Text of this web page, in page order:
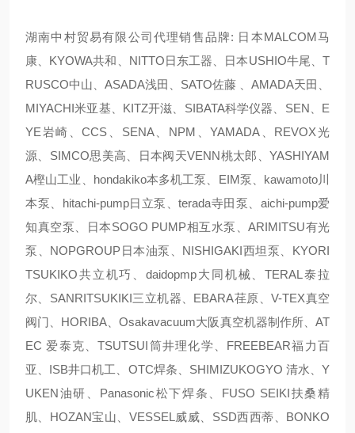
湖南中村贸易有限公司代理销售品牌: 日本MALCOM马
康、KYOWA共和、NITTO日东工器、日本USHIO牛尾、T
RUSCO中山、ASADA浅田、SATO佐藤 、AMADA天田、
MIYACHI米亚基、KITZ开滋、SIBATA科学仪器、SEN、E
YE岩崎、CCS、SENA、NPM、YAMADA、REVOX光
源、SIMCO思美高、日本阀天VENN桃太郎、YASHIYAM
A樫山工业、hondakiko本多机工泵、EIM泵、kawamoto川
本泵、hitachi-pump日立泵、terada寺田泵、aichi-pump爱
知真空泵、日本SOGO PUMP相互水泵、ARIMITSU有光
泵、NOPGROUP日本油泵、NISHIGAKI西坦泵、KYORI
TSUKIKO共立机巧、daidopmp大同机械、TERAL泰拉
尔、SANRITSUKIKI三立机器、EBARA荏原、V-TEX真空
阀门、HORIBA、Osakavacuum大阪真空机器制作所、AT
EC 爱泰克、TSUTSUI筒井理化学、FREEBEAR福力百
亚、ISB井口机工、OTC焊条、SHIMIZUKOGYO 清水、Y
UKEN油研、Panasonic松下焊条、FUSO SEIKI扶桑精
肌、HOZAN宝山、VESSEL威威、SSD西西蒂、BONKO